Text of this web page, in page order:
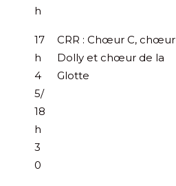
h
17
h
4
5/
18
h
3
0
CRR : Chœur C, chœur
Dolly et chœur de la
Glotte